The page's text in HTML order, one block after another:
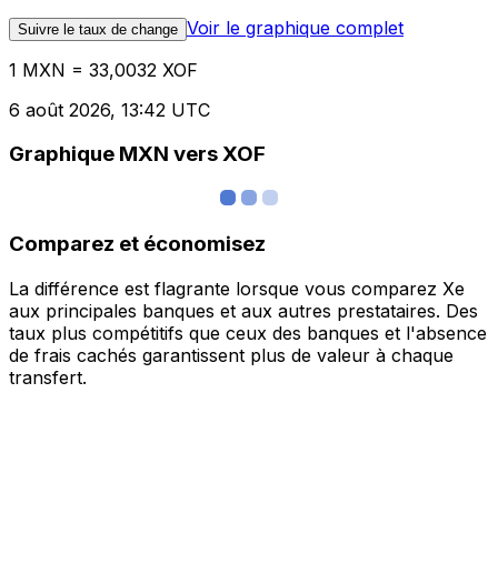
Suivre le taux de change Voir le graphique complet
1 MXN = 33,0032 XOF
6 août 2026, 13:42 UTC
Graphique MXN vers XOF
Comparez et économisez
La différence est flagrante lorsque vous comparez Xe
aux principales banques et aux autres prestataires. Des
taux plus compétitifs que ceux des banques et l'absence
de frais cachés garantissent plus de valeur à chaque
transfert.